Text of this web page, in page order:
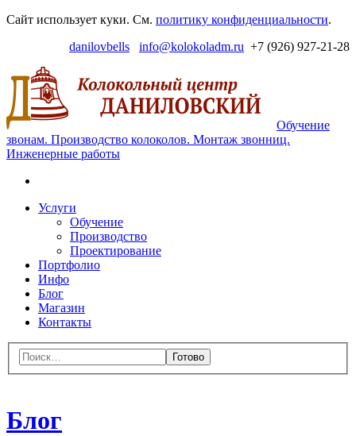
Перейти
Сайт использует куки. См. политику конфиденциальности.
danilovbells
info@kolokoladm.ru +7 (926) 927-21-28
сайт
Обучение
звонам. Производство колоколов. Монтаж звонниц.
Инженерные работы
Перейти
содержимому
Услуги
Обучение
Производство
Проектирование
Портфолио
Инфо
Блог
Магазин
Контакты
Меню
Поиск:
поиска
Блог